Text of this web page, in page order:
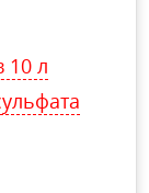
10 л